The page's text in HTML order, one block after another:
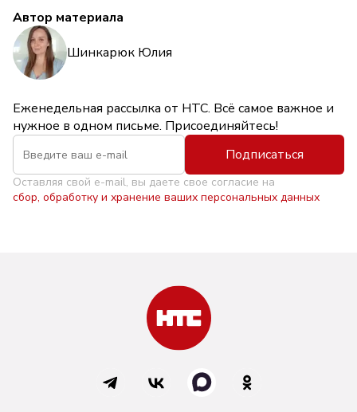
Автор материала
Шинкарюк Юлия
Еженедельная рассылка от НТС. Всё самое важное и
нужное в одном письме. Присоединяйтесь!
Подписаться
Оставляя свой e-mail, вы даете свое согласие на
сбор, обработку и хранение ваших персональных данных